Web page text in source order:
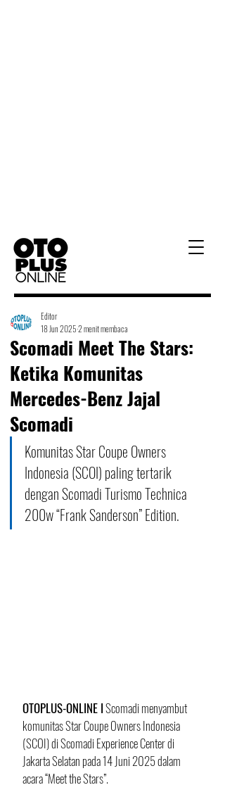
Scomadi Meet The Stars:
Ketika Komunitas
Mercedes-Benz Jajal
Scomadi
Editor
18 Jun 20252 menit membaca
Komunitas Star Coupe Owners
Indonesia (SCOI) paling tertarik
dengan Scomadi Turismo Technica
200w “Frank Sanderson” Edition.
OTOPLUS-ONLINE I Scomadi menyambut
komunitas Star Coupe Owners Indonesia
(SCOI) di Scomadi Experience Center di
Jakarta Selatan pada 14 Juni 2025 dalam
acara “Meet the Stars”.